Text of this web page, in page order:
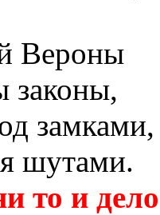
Вероны
законы,
замками,
шутами.
то и дело